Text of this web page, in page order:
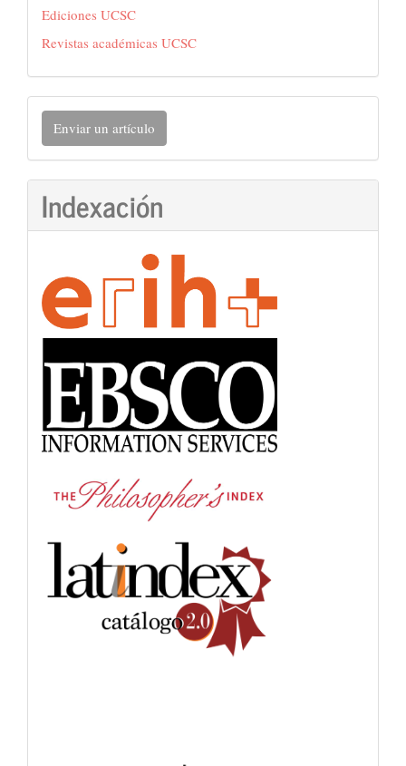
Ediciones UCSC
Revistas académicas UCSC
Enviar
un
artículo
Enviar un artículo
Indexación